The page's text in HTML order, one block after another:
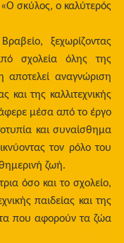
σκύλος, ο καλύτερός
ξεχωρίζοντας
σχολεία όλης της
αποτελεί αναγνώριση
και της καλλιτεχνικής
μέσα από το έργο
και συναίσθημα
τον ρόλο του
ζωή.
όσο και το σχολείο,
παιδείας και της
που αφορούν τα ζώα